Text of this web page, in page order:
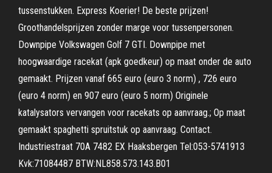
tussenstukken. Express Koerier! De beste prijzen!
Groothandelsprijzen zonder marge voor tussenpersonen.
Downpipe Volkswagen Golf 7 GTI. Downpipe met
hoogwaardige racekat (apk goedkeur) op maat onder de auto
gemaakt. Prijzen vanaf 665 euro (euro 3 norm) , 726 euro
(euro 4 norm) en 907 euro (euro 5 norm) Originele
katalysators vervangen voor racekats op aanvraag.; Op maat
gemaakt spaghetti spruitstuk op aanvraag. Contact.
Industriestraat 70A 7482 EX Haaksbergen Tel:053-5741913
Kvk:71084487 BTW:NL858.573.143.B01